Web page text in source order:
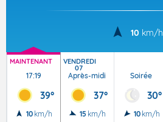
10 km/h
MAINTENANT
17:19
39°
10 km/h
VENDREDI
07
Après-midi
37°
15 km/h
Soirée
30°
10 km/h